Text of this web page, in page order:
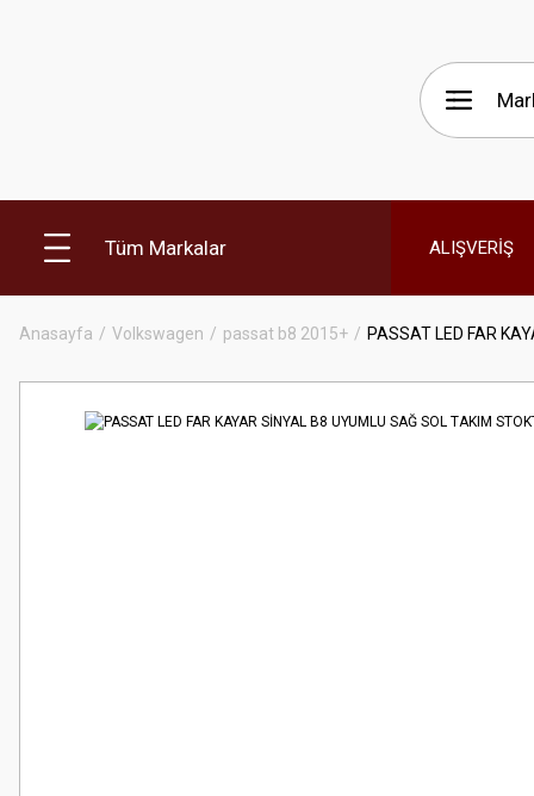
Tüm Markalar ALIŞVERİŞ
Anasayfa Volkswagen passat b8 2015+ PASSAT LED FAR